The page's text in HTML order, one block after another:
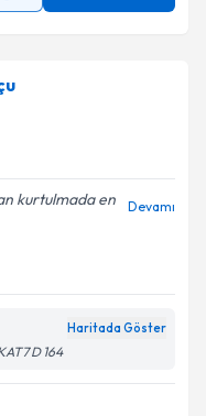
kurtulmada en
Devamı
Haritada Göster
D 164